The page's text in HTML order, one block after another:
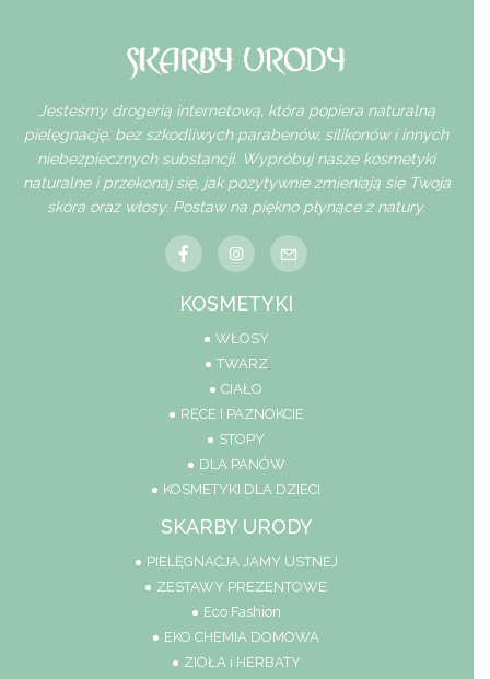
Jesteśmy drogerią internetową, która popiera naturalną
pielęgnację, bez szkodliwych parabenów, silikonów i innych
niebezpiecznych substancji. Wypróbuj nasze kosmetyki
naturalne i przekonaj się, jak pozytywnie zmieniają się Twoja
skóra oraz włosy. Postaw na piękno płynące z natury.
KOSMETYKI
WŁOSY
TWARZ
CIAŁO
RĘCE I PAZNOKCIE
STOPY
DLA PANÓW
KOSMETYKI DLA DZIECI
SKARBY URODY
PIELĘGNACJA JAMY USTNEJ
ZESTAWY PREZENTOWE
Eco Fashion
EKO CHEMIA DOMOWA
ZIOŁA i HERBATY